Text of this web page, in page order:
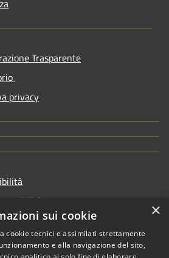
Trasparente
privacy
×
sui cookie
cookie tecnici e assimilati strettamente
e alla navigazione del sito,